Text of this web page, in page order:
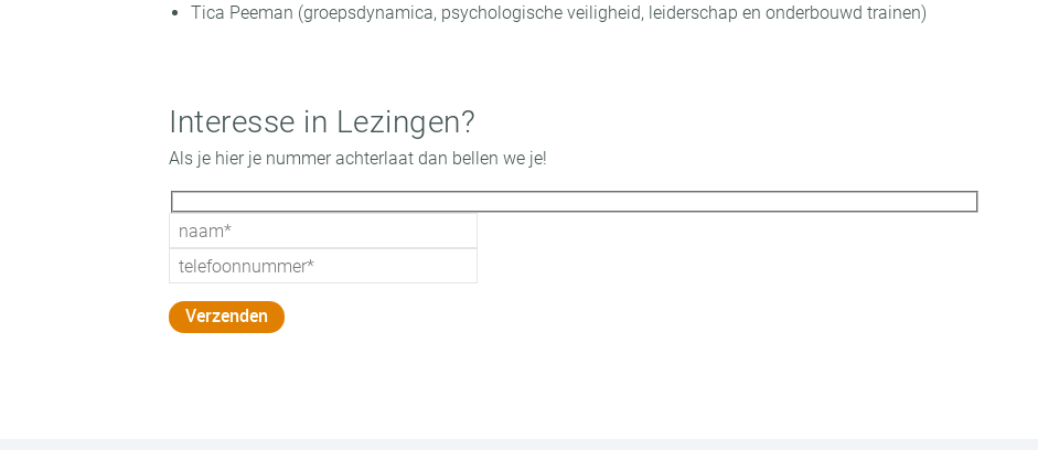
Tica Peeman (groepsdynamica, psychologische veiligheid, leiderschap en onderbouwd trainen)
Interesse in Lezingen?
Als je hier je nummer achterlaat dan bellen we je!